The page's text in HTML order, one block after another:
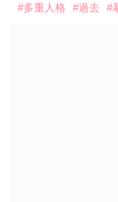
#多重人格 #過去 #